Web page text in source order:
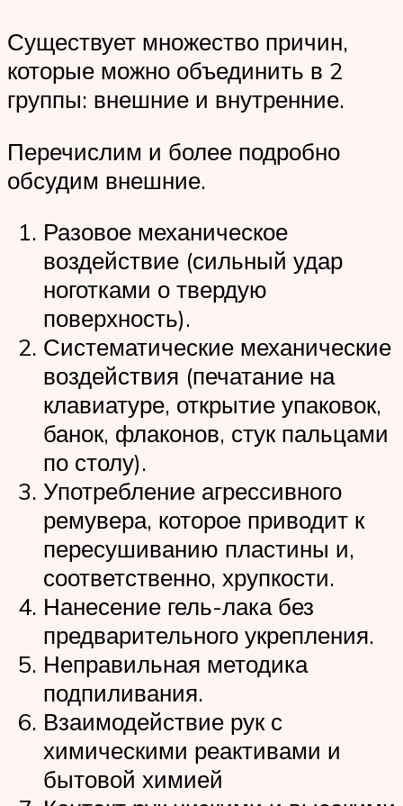
Существует множество причин,
которые можно объединить в 2
группы: внешние и внутренние.
Перечислим и более подробно
обсудим внешние.
Разовое механическое
воздействие (сильный удар
ноготками о твердую
поверхность).
Систематические механические
воздействия (печатание на
клавиатуре, открытие упаковок,
банок, флаконов, стук пальцами
по столу).
Употребление агрессивного
ремувера, которое приводит к
пересушиванию пластины и,
соответственно, хрупкости.
Нанесение гель-лака без
предварительного укрепления.
Неправильная методика
подпиливания.
Взаимодействие рук с
химическими реактивами и
бытовой химией